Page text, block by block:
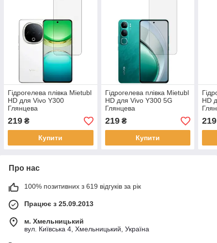
Гідрогелева плівка Mietubl
HD для Vivo Y300
Глянцева
219 ₴
Купити
Гідрогелева плівка Mietubl
HD для Vivo Y300 5G
Глянцева
219₴
Купити
HD
219
Про нас
100% позитивних з 619 відгуків за рік
Працює з 25.09.2013
м. Хмельницький
вул. Київська 4, Хмельницький, Україна